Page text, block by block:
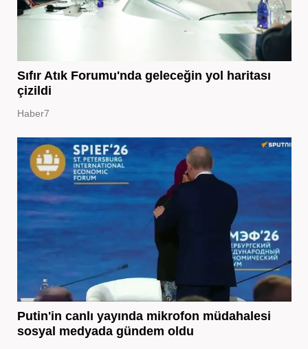
Sıfır Atık Forumu'nda geleceğin yol haritası
çizildi
Haber7
Putin'in canlı yayında mikrofon müdahalesi
sosyal medyada gündem oldu